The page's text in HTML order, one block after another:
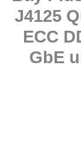
J4125
ECC
GbE